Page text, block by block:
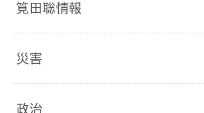
筧田聡情報
災害
政治